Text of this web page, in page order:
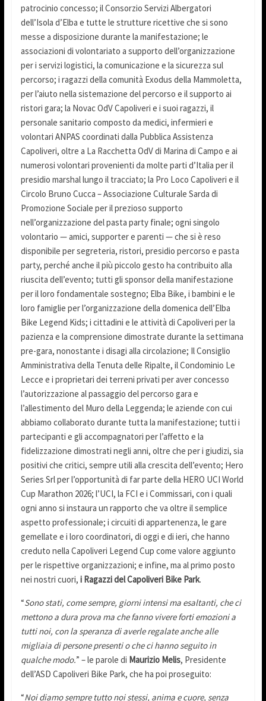
patrocinio concesso; il Consorzio Servizi Albergatori
dell’Isola d’Elba e tutte le strutture ricettive che si sono
messe a disposizione durante la manifestazione; le
associazioni di volontariato a supporto dell’organizzazione
per i servizi logistici, la comunicazione e la sicurezza sul
percorso; i ragazzi della comunità Exodus della Mammoletta,
per l’aiuto nella sistemazione del percorso e il supporto ai
ristori gara; la Novac OdV Capoliveri e i suoi ragazzi, il
personale sanitario composto da medici, infermieri e
volontari ANPAS coordinati dalla Pubblica Assistenza
Capoliveri, oltre a La Racchetta OdV di Marina di Campo e ai
numerosi volontari provenienti da molte parti d’Italia per il
presidio marshal lungo il tracciato; la Pro Loco Capoliveri e il
Circolo Bruno Cucca – Associazione Culturale Sarda di
Promozione Sociale per il prezioso supporto
nell’organizzazione del pasta party finale; ogni singolo
volontario — amici, supporter e parenti — che si è reso
disponibile per segreteria, ristori, presidio percorso e pasta
party, perché anche il più piccolo gesto ha contribuito alla
riuscita dell’evento; tutti gli sponsor della manifestazione
per il loro fondamentale sostegno; Elba Bike, i bambini e le
loro famiglie per l’organizzazione della domenica dell’Elba
Bike Legend Kids; i cittadini e le attività di Capoliveri per la
pazienza e la comprensione dimostrate durante la settimana
pre-gara, nonostante i disagi alla circolazione; Il Consiglio
Amministrativa della Tenuta delle Ripalte, il Condominio Le
Lecce e i proprietari dei terreni privati per aver concesso
l’autorizzazione al passaggio del percorso gara e
l’allestimento del Muro della Leggenda; le aziende con cui
abbiamo collaborato durante tutta la manifestazione; tutti i
partecipanti e gli accompagnatori per l’affetto e la
fidelizzazione dimostrati negli anni, oltre che per i giudizi, sia
positivi che critici, sempre utili alla crescita dell’evento; Hero
Series Srl per l’opportunità di far parte della HERO UCI World
Cup Marathon 2026; l’UCI, la FCI e i Commissari, con i quali
ogni anno si instaura un rapporto che va oltre il semplice
aspetto professionale; i circuiti di appartenenza, le gare
gemellate e i loro coordinatori, di oggi e di ieri, che hanno
creduto nella Capoliveri Legend Cup come valore aggiunto
per le rispettive organizzazioni; e infine, ma al primo posto
nei nostri cuori, i Ragazzi del Capoliveri Bike Park.
“Sono stati, come sempre, giorni intensi ma esaltanti, che ci
mettono a dura prova ma che fanno vivere forti emozioni a
tutti noi, con la speranza di averle regalate anche alle
migliaia di persone presenti o che ci hanno seguito in
qualche modo.” – le parole di Maurizio Melis, Presidente
dell’ASD Capoliveri Bike Park, che ha poi proseguito:
“Noi diamo sempre tutto noi stessi, anima e cuore, senza